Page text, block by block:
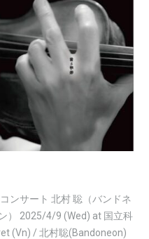
ンサート 北村 聡（バンドネ
） 2025/4/9 (Wed) at 国立科
(Vn) / 北村聡(Bandoneon)